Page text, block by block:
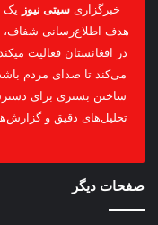
خبرگزاری سیتی نیوز یک
هدف اطلاع‌رسانی شفاف،
در افغانستان فعالیت
می‌کند تا صدای مردم
ساختن بستری برای
تحلیل‌های دقیق و
صفحات دیگر